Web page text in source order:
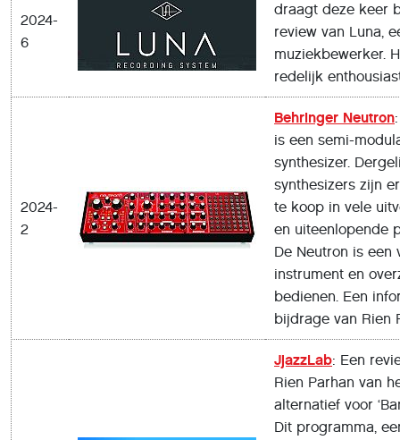
2024-
6
draagt deze keer
review van Luna,
muziekbewerker.
redelijk
2024-
2
Behringer Neutron
is een semi-
synthesizer.
synthesizers zijn
te koop in vele
en uiteenlopende
De Neutron is een
instrument en
bedienen. Een
bijdrage van Rien
JjazzLab: Een
Rien Parhan van
alternatief voor
Dit programma,